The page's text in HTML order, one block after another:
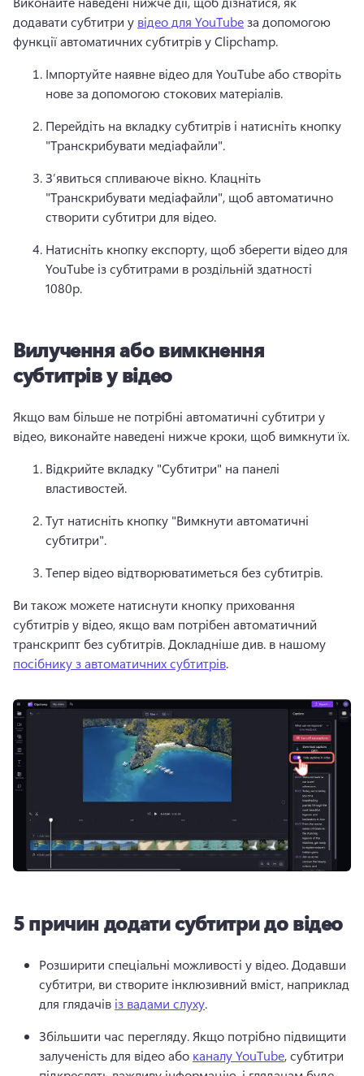
додавати субтитри у відео для YouTube за допомогою
функції автоматичних субтитрів у Clipchamp.
Імпортуйте наявне відео для YouTube або створіть
нове за допомогою стокових матеріалів.
Перейдіть на вкладку субтитрів і натисніть кнопку
"Транскрибувати медіафайли".
З’явиться спливаюче вікно. Клацніть
"Транскрибувати медіафайли", щоб автоматично
створити субтитри для відео.
Натисніть кнопку експорту, щоб зберегти відео для
YouTube із субтитрами в роздільній здатності
1080p.
Вилучення або вимкнення
субтитрів у відео
Якщо вам більше не потрібні автоматичні субтитри у
відео, виконайте наведені нижче кроки, щоб вимкнути їх.
Відкрийте вкладку "Субтитри" на панелі
властивостей.
Тут натисніть кнопку "Вимкнути автоматичні
субтитри".
Тепер відео відтворюватиметься без субтитрів.
Ви також можете натиснути кнопку приховання
субтитрів у відео, якщо вам потрібен автоматичний
транскрипт без субтитрів. Докладніше див. в нашому
посібнику з автоматичних субтитрів.
5 причин додати субтитри до відео
Розширити спеціальні можливості у відео. Додавши
субтитри, ви створите інклюзивний вміст, наприклад
для глядачів із вадами слуху.
Збільшити час перегляду. Якщо потрібно підвищити
залученість для відео або каналу YouTube, субтитри